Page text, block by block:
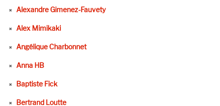
Alexandre Gimenez-Fauvety
Alex Mimikaki
Angélique Charbonnet
Anna HB
Baptiste Fick
Bertrand Loutte